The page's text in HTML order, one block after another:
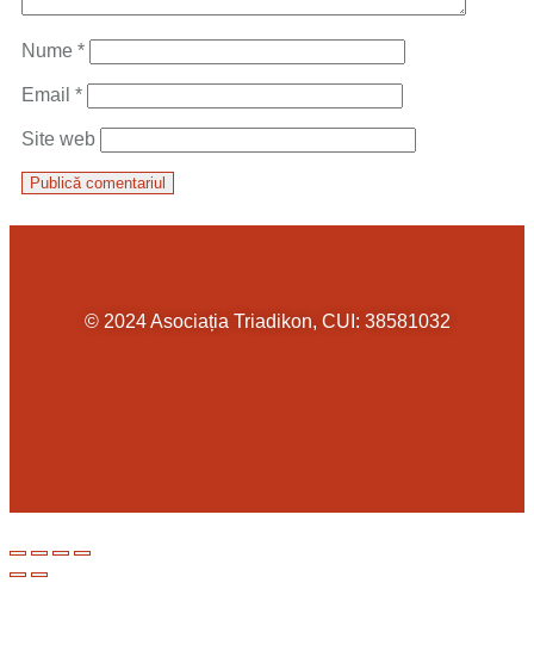
Nume *
Email *
Site web
© 2024 Asociația Triadikon, CUI: 38581032